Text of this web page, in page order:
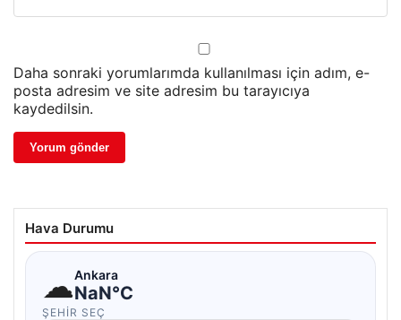
Daha sonraki yorumlarımda kullanılması için adım, e-
posta adresim ve site adresim bu tarayıcıya
kaydedilsin.
Hava Durumu
☁Ankara
NaN°C
ŞEHIR SEÇ